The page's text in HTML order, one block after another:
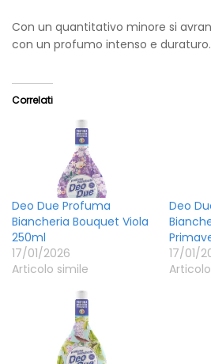
Con un quantitativo minore si
con un profumo intenso e duraturo.
Correlati
Deo Due Profuma
Biancheria Bouquet Viola
250ml
17/01/2026
Articolo simile
Deo
17/01/